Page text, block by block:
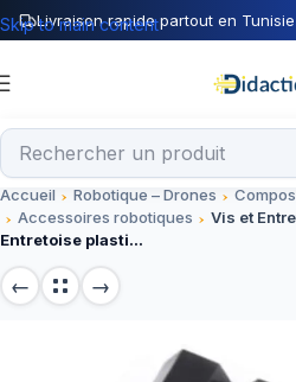
Livraison rapide partout en Tunisie
Skip to main content
Accueil Robotique – Drones
Accessoires robotiques
Vis et
Entretoise plastique M3*12mm femelle, connectique pour montage électronique